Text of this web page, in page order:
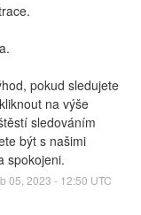
pokud sledujete
na výše
sledováním
být s našimi
spokojeni.
05 2023 - 12:50 UTC